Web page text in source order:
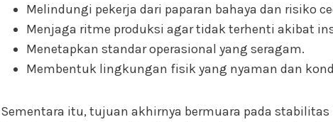
Melindungi pekerja dari paparan bahaya dan risiko
Menjaga ritme produksi agar tidak terhenti akibat
Menetapkan standar operasional yang seragam.
Membentuk lingkungan fisik yang nyaman dan
Sementara itu, tujuan akhirnya bermuara pada